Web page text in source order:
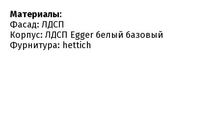
Материалы:
Фасад: ЛДСП
Корпус: ЛДСП Egger белый базовый
Фурнитура: hettich